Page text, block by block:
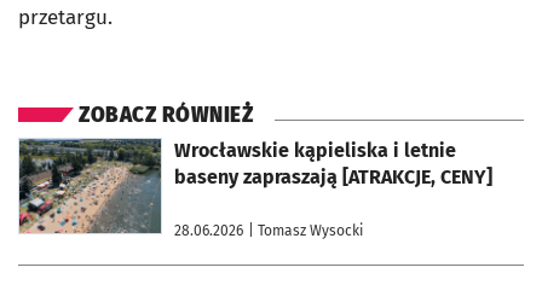
przetargu.
ZOBACZ RÓWNIEŻ
Wrocławskie kąpieliska i letnie
baseny zapraszają [ATRAKCJE, CENY]
28.06.2026 | Tomasz Wysocki
otworzy się w nowej karcie